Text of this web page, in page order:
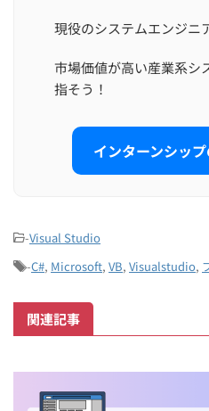
現役のシステムエンジニ
市場価値が高い産業系シ
指そう！
インターンシッ
-Visual Studio
-C#, Microsoft, VB, Visualstudio,
関連記事